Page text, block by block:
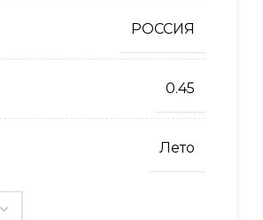
РОССИЯ
0.45
Лето